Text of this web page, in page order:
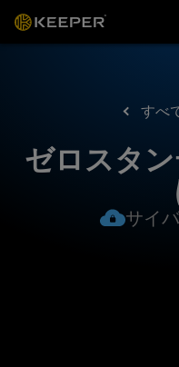
グ
すべ
ゼロスタ
サイ